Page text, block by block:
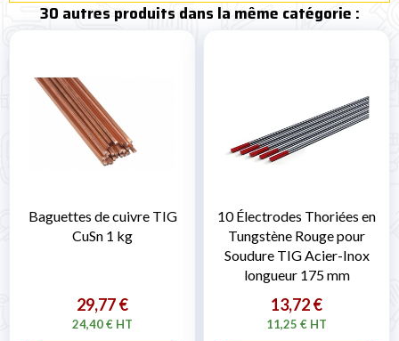
30 autres produits dans la même catégorie :
Baguettes de cuivre TIG
CuSn 1 kg
29,77 €
24,40 € HT
10 Électrodes Thoriées en
Tungstène Rouge pour
Soudure TIG Acier-Inox
longueur 175 mm
13,72 €
11,25 € HT